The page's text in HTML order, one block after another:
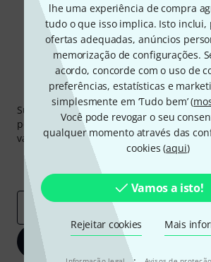
lhe uma experiência de compra
tudo o que isso implica. Isto inclui,
ofertas adequadas, anúncios
memorização de configurações.
acordo, concorde com o uso de
preferências, estatísticas e
simplesmente em ‘Tudo bem’ (
Você pode revogar o seu
qualquer momento através das
cookies (aqui)
Vamos a isto!
Rejeitar cookies Mais
Newsletter
Subscreva a Newsletter da Thomann em
pouco de sorte você poderá ganhar um
valor de50 €cada!
Contribuições inspiradoras
Insights da
Endereço de e-mail
Inscreva-se agora